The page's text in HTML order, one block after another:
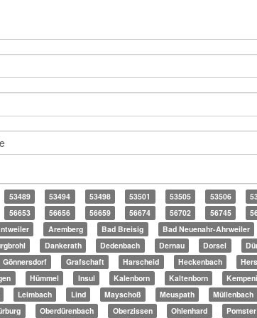
53489 53494 53498 53501 53505 53506
56653 56656 56659 56674 56702 56745
Aremberg Bad Breisig Bad Neuenahr-Ahrweiler
Dankerath Dedenbach Dernau Dorsel
Gönnersdorf Grafschaft Harscheid Heckenbach
Hümmel Insul Kalenborn Kaltenborn
Leimbach Lind Mayschoß Meuspath Müllenbach
Oberdürenbach Oberzissen Ohlenhard Pomster